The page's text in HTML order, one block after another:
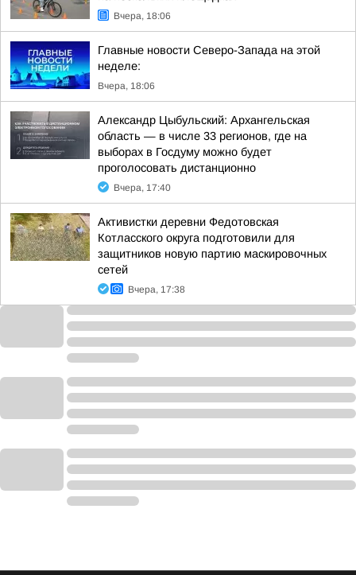
Вчера, 18:06
Главные новости Северо-Запада на этой
неделе:
Вчера, 18:06
Александр Цыбульский: Архангельская
область — в числе 33 регионов, где на
выборах в Госдуму можно будет
проголосовать дистанционно
Вчера, 17:40
Активистки деревни Федотовская
Котласского округа подготовили для
защитников новую партию маскировочных
сетей
Вчера, 17:38